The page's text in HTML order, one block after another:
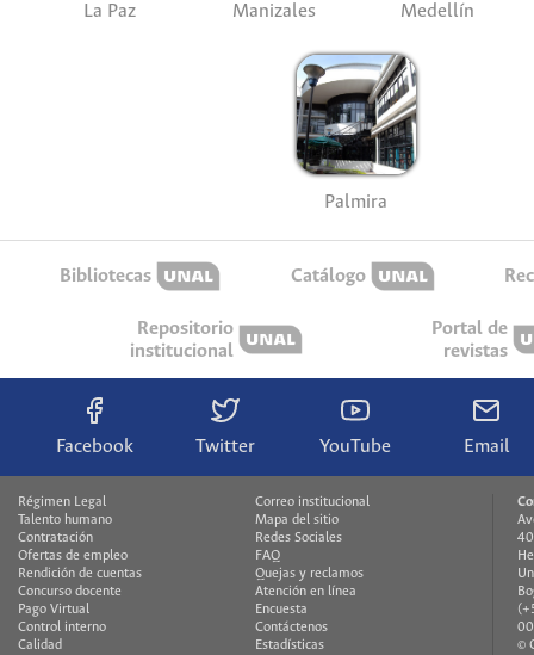
La Paz Manizales Medellín
Palmira
Bibliotecas Catálogo
Repositorio
institucional
Portal de
revistas
Facebook Twitter YouTube Email
Régimen Legal
Talento humano
Contratación
Ofertas de empleo
Rendición de cuentas
Concurso docente
Pago Virtual
Control interno
Calidad
Correo institucional
Mapa del sitio
Redes Sociales
FAQ
Quejas y reclamos
Atención en línea
Encuesta
Contáctenos
Estadísticas
©